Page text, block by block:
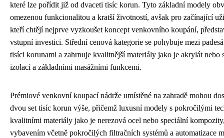
které lze pořídit již od dvaceti tisíc korun. Tyto základní modely
omezenou funkcionalitou a kratší životností, avšak pro začínající
kteří chtějí nejprve vyzkoušet koncept venkovního koupání,
vstupní investici. Střední cenová kategorie se pohybuje mezi
tisíci korunami a zahrnuje kvalitnější materiály jako je akrylát nebo
izolací a základními masážními funkcemi.
Prémiové venkovní koupací nádrže umístěné na zahradě mohou
dvou set tisíc korun výše, přičemž luxusní modely s pokročilými
kvalitními materiály jako je nerezová ocel nebo speciální
vybavením včetně pokročilých filtračních systémů a automatizace